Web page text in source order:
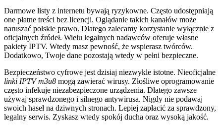
Darmowe listy z internetu bywają ryzykowne. Często udostępniają
one płatne treści bez licencji. Oglądanie takich kanałów może
naruszać polskie prawo. Dlatego zalecamy korzystanie wyłącznie z
oficjalnych źródeł. Wielu legalnych nadawców oferuje własne
pakiety IPTV. Wtedy masz pewność, że wspierasz twórców.
Dodatkowo, Twoje dane pozostają wtedy w pełni bezpieczne.
Bezpieczeństwo cyfrowe jest dzisiaj niezwykle istotne. Nieoficjalne
linki IPTV m3u8 mogą zawierać wirusy. Złośliwe oprogramowanie
często infekuje niezabezpieczone urządzenia. Dlatego zawsze
używaj sprawdzonego i silnego antywirusa. Nigdy nie podawaj
swoich haseł na dziwnych stronach. Lepiej zapłacić za sprawdzony,
legalny serwis. Zyskasz wtedy spokój ducha oraz wysoką jakość.